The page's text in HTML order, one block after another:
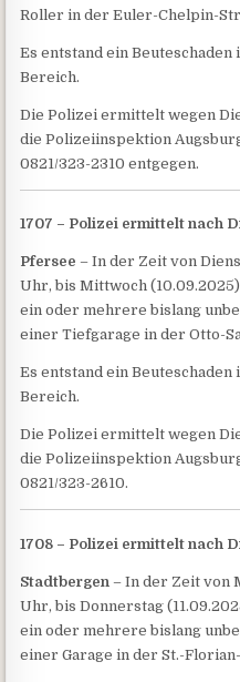
Roller in der Euler-Chelpin-
Es entstand ein
Bereich.
Die Polizei ermittelt wegen
die Polizeiinspektion
0821/323-2310 entgegen.
1707 – Polizei ermittelt nach
Pfersee – In der Zeit von
Uhr, bis Mittwoch
ein oder mehrere bislang
einer Tiefgarage in der Otto-
Es entstand ein
Bereich.
Die Polizei ermittelt wegen
die Polizeiinspektion
0821/323-2610.
1708 – Polizei ermittelt nach
Stadtbergen – In der Zeit von
Uhr, bis Donnerstag
ein oder mehrere bislang
einer Garage in der St.-